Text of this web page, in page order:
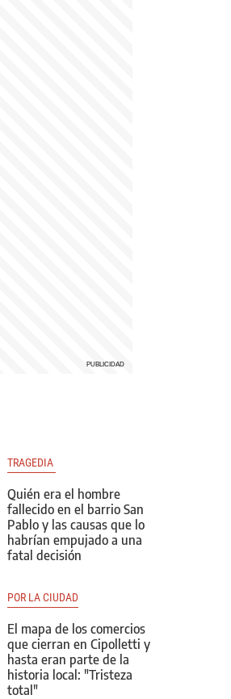
TRAGEDIA
Quién era el hombre
fallecido en el barrio San
Pablo y las causas que lo
habrían empujado a una
fatal decisión
POR LA CIUDAD
El mapa de los comercios
que cierran en Cipolletti y
hasta eran parte de la
historia local: "Tristeza
total"